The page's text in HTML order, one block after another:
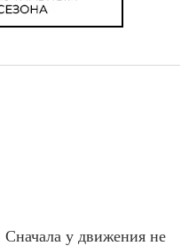
Сначала у движения не